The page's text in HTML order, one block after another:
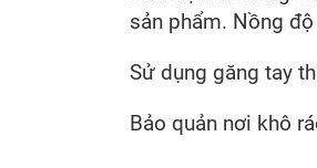
sản phẩm. Nồng
Sử dụng găng tay
Bảo quản nơi khô